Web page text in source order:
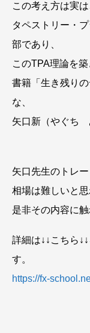
この考え方は実は
タペストリー・
部であり、
このTPA理論を築
書籍「生き残り
な、
矢口新（やぐち
矢口先生のトレ
相場は難しいと思
是非その内容に
詳細は↓↓こちら
す。
https://fx-